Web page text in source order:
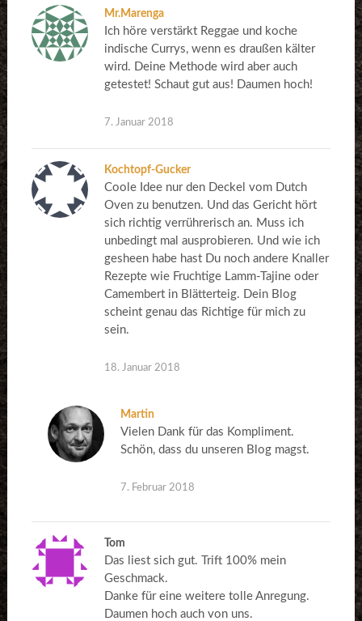
Mr.Marenga
Ich höre verstärkt Reggae und koche
indische Currys, wenn es draußen kälter
wird. Deine Methode wird aber auch
getestet! Schaut gut aus! Daumen hoch!
7. Januar 2018
Kochtopf-Gucker
Coole Idee nur den Deckel vom Dutch
Oven zu benutzen. Und das Gericht hört
sich richtig verrührerisch an. Muss ich
unbedingt mal ausprobieren. Und wie ich
gesheen habe hast Du noch andere Knaller
Rezepte wie Fruchtige Lamm-Tajine oder
Camembert in Blätterteig. Dein Blog
scheint genau das Richtige für mich zu
sein.
18. Januar 2018
Martin
Vielen Dank für das Kompliment.
Schön, dass du unseren Blog magst.
7. Februar 2018
Tom
Das liest sich gut. Trift 100% mein
Geschmack.
Danke für eine weitere tolle Anregung.
Daumen hoch auch von uns.